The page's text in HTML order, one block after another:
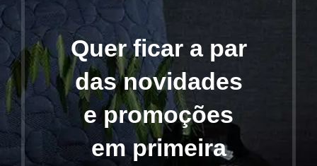
Quer ficar a par
das novidades
e promoções
em primeira